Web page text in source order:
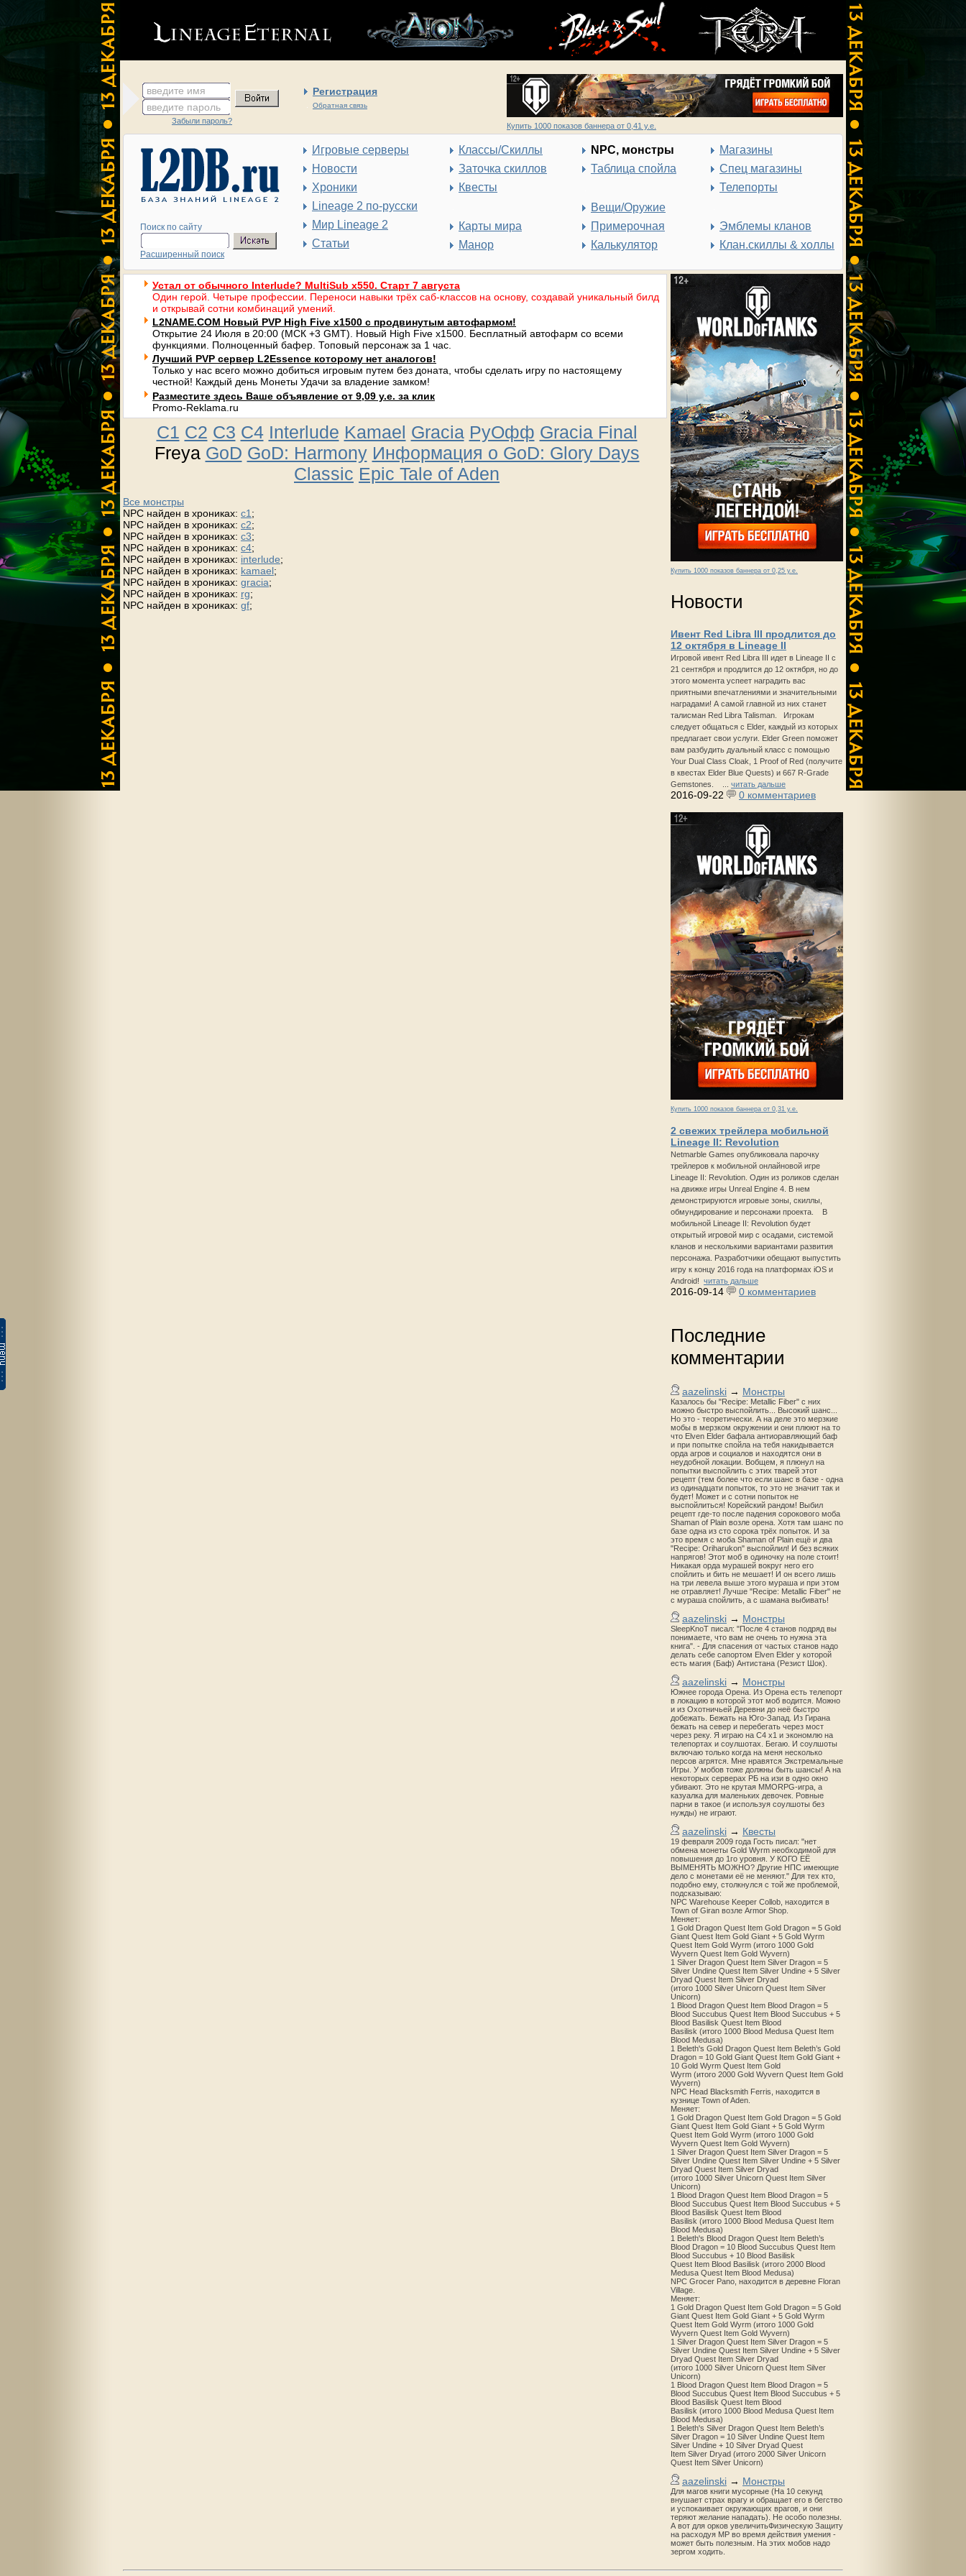
введите имя Регистрация
Обратная связь
введите пароль
Забыли пароль?
Купить 1000 показов баннера от 0,41 у.е.
Поиск по сайту
Расширенный поиск
Игровые серверы
Новости
Хроники
Lineage 2 по-русски
Мир Lineage 2
Статьи
Классы/Скиллы
Заточка скиллов
Квесты
Карты мира
Манор
NPC, монстры
Таблица спойла
Вещи/Оружие
Примерочная
Калькулятор
Магазины
Спец магазины
Телепорты
Эмблемы кланов
Клан.скиллы & холлы
Купить 1000 показов баннера от 0,25 у.е.
Новости
Ивент Red Libra III продлится до
12 октября в Lineage II
Игровой ивент Red Libra III идет в Lineage II с
21 сентября и продлится до 12 октября, но до
этого момента успеет наградить вас
приятными впечатлениями и значительными
наградами! А самой главной из них станет
талисман Red Libra Talisman. Игрокам
следует общаться с Elder, каждый из которых
предлагает свои услуги. Elder Green поможет
вам разбудить дуальный класс с помощью
Your Dual Class Cloak, 1 Proof of Red (получите
в квестах Elder Blue Quests) и 667 R-Grade
Gemstones. ... читать дальше
2016-09-22 0 комментариев
Купить 1000 показов баннера от 0,31 у.е.
2 свежих трейлера мобильной
Lineage II: Revolution
Netmarble Games опубликовала парочку
трейлеров к мобильной онлайновой игре
Lineage II: Revolution. Один из роликов сделан
на движке игры Unreal Engine 4. В нем
демонстрируются игровые зоны, скиллы,
обмундирование и персонажи проекта. В
мобильной Lineage II: Revolution будет
открытый игровой мир с осадами, системой
кланов и несколькими вариантами развития
персонажа. Разработчики обещают выпустить
игру к концу 2016 года на платформах iOS и
Android! читать дальше
2016-09-14 0 комментариев
Последние
комментарии
aazelinski → Монстры
Казалось бы "Recipe: Metallic Fiber" с них
можно быстро выспойлить... Высокий шанс...
Но это - теоретически. А на деле это мерзкие
мобы в мерзком окружении и они плюют на то
что Elven Elder бафала антиоравляющий баф
и при попытке спойла на тебя накидывается
орда агров и социалов и находятся они в
неудобной локации. Вобщем, я плюнул на
попытки выспойлить с этих тварей этот
рецепт (тем более что если шанс в базе - одна
из одинадцати попыток, то это не значит так и
будет! Может и с сотни попыток не
выспойлиться! Корейский рандом! Выбил
рецепт где-то после падения сорокового моба
Shaman of Plain возле орена. Хотя там шанс по
базе одна из сто сорока трёх попыток. И за
это время с моба Shaman of Plain ещё и два
"Recipe: Oriharukon" выспойлил! И без всяких
напрягов! Этот моб в одиночку на поле стоит!
Никакая орда мурашей вокруг него его
спойлить и бить не мешает! И он всего лишь
на три левела выше этого мураша и при этом
не отравляет! Лучше "Recipe: Metallic Fiber" не
с мураша спойлить, а с шамана выбивать!
aazelinski → Монстры
SleepKnoT писал: "После 4 станов подряд вы
понимаете, что вам не очень то нужна эта
книга". - Для спасения от частых станов надо
делать себе сапортом Elven Elder у которой
есть магия (Баф) Антистана (Резист Шок).
aazelinski → Монстры
Южнее города Орена. Из Орена есть телепорт
в локацию в которой этот моб водится. Можно
и из Охотничьей Деревни до неё быстро
добежать. Бежать на Юго-Запад. Из Гирана
бежать на север и перебегать через мост
через реку. Я играю на С4 х1 и экономлю на
телепортах и соулшотах. Бегаю. И соулшоты
включаю только когда на меня несколько
персов агрятся. Мне нравятся Экстремальные
Игры. У мобов тоже должны быть шансы! А на
некоторых серверах РБ на изи в одно окно
убивают. Это не крутая MMORPG-игра, а
казуалка для маленьких девочек. Ровные
парни в такое (и используя соулшоты без
нужды) не играют.
aazelinski → Квесты
19 февраля 2009 года Гость писал: "нет
обмена монеты Gold Wyrm необходимой для
повышения до 1го уровня. У КОГО ЕЁ
ВЫМЕНЯТЬ МОЖНО? Другие НПС имеющие
дело с монетами её не меняют." Для тех кто,
подобно ему, столкнулся с той же проблемой,
подсказываю:
NPC Warehouse Keeper Collob, находится в
Town of Giran возле Armor Shop.
Меняет:
1 Gold Dragon Quest Item Gold Dragon = 5 Gold
Giant Quest Item Gold Giant + 5 Gold Wyrm
Quest Item Gold Wyrm (итого 1000 Gold
Wyvern Quest Item Gold Wyvern)
1 Silver Dragon Quest Item Silver Dragon = 5
Silver Undine Quest Item Silver Undine + 5 Silver
Dryad Quest Item Silver Dryad
(итого 1000 Silver Unicorn Quest Item Silver
Unicorn)
1 Blood Dragon Quest Item Blood Dragon = 5
Blood Succubus Quest Item Blood Succubus + 5
Blood Basilisk Quest Item Blood
Basilisk (итого 1000 Blood Medusa Quest Item
Blood Medusa)
1 Beleth's Gold Dragon Quest Item Beleth’s Gold
Dragon = 10 Gold Giant Quest Item Gold Giant +
10 Gold Wyrm Quest Item Gold
Wyrm (итого 2000 Gold Wyvern Quest Item Gold
Wyvern)
NPC Head Blacksmith Ferris, находится в
кузнице Town of Aden.
Меняет:
1 Gold Dragon Quest Item Gold Dragon = 5 Gold
Giant Quest Item Gold Giant + 5 Gold Wyrm
Quest Item Gold Wyrm (итого 1000 Gold
Wyvern Quest Item Gold Wyvern)
1 Silver Dragon Quest Item Silver Dragon = 5
Silver Undine Quest Item Silver Undine + 5 Silver
Dryad Quest Item Silver Dryad
(итого 1000 Silver Unicorn Quest Item Silver
Unicorn)
1 Blood Dragon Quest Item Blood Dragon = 5
Blood Succubus Quest Item Blood Succubus + 5
Blood Basilisk Quest Item Blood
Basilisk (итого 1000 Blood Medusa Quest Item
Blood Medusa)
1 Beleth's Blood Dragon Quest Item Beleth’s
Blood Dragon = 10 Blood Succubus Quest Item
Blood Succubus + 10 Blood Basilisk
Quest Item Blood Basilisk (итого 2000 Blood
Medusa Quest Item Blood Medusa)
NPC Grocer Pano, находится в деревне Floran
Village.
Меняет:
1 Gold Dragon Quest Item Gold Dragon = 5 Gold
Giant Quest Item Gold Giant + 5 Gold Wyrm
Quest Item Gold Wyrm (итого 1000 Gold
Wyvern Quest Item Gold Wyvern)
1 Silver Dragon Quest Item Silver Dragon = 5
Silver Undine Quest Item Silver Undine + 5 Silver
Dryad Quest Item Silver Dryad
(итого 1000 Silver Unicorn Quest Item Silver
Unicorn)
1 Blood Dragon Quest Item Blood Dragon = 5
Blood Succubus Quest Item Blood Succubus + 5
Blood Basilisk Quest Item Blood
Basilisk (итого 1000 Blood Medusa Quest Item
Blood Medusa)
1 Beleth's Silver Dragon Quest Item Beleth’s
Silver Dragon = 10 Silver Undine Quest Item
Silver Undine + 10 Silver Dryad Quest
Item Silver Dryad (итого 2000 Silver Unicorn
Quest Item Silver Unicorn)
aazelinski → Монстры
Для магов книги мусорные (На 10 секунд
внушает страх врагу и обращает его в бегство
и успокаивает окружающих врагов, и они
теряют желание нападать). Не особо полезны.
А вот для орков увеличитьФизическую Защиту
на расходуя MP во время действия умения -
может быть полезным. На этих мобов надо
зергом ходить.
Устал от обычного Interlude? MultiSub x550. Старт 7 августа
Один герой. Четыре профессии. Переноси навыки трёх саб-классов на основу, создавай уникальный билд
и открывай сотни комбинаций умений.
L2NAME.COM Новый PVP High Five x1500 с продвинутым автофармом!
Открытие 24 Июля в 20:00 (МСК +3 GMT). Новый High Five x1500. Бесплатный автофарм со всеми
функциями. Полноценный бафер. Топовый персонаж за 1 час.
Лучший PVP сервер L2Essence которому нет аналогов!
Только у нас всего можно добиться игровым путем без доната, чтобы сделать игру по настоящему
честной! Каждый день Монеты Удачи за владение замком!
Разместите здесь Ваше объявление от 9,09 у.е. за клик
Promo-Reklama.ru
C1 C2 C3 C4 Interlude Kamael Gracia РуОфф Gracia Final
Freya GoD GoD: Harmony Информация о GoD: Glory Days
Classic Epic Tale of Aden
Все монстры
NPC найден в хрониках: c1 ;
NPC найден в хрониках: c2;
NPC найден в хрониках: c3;
NPC найден в хрониках: c4;
NPC найден в хрониках: interlude;
NPC найден в хрониках: kamael;
NPC найден в хрониках: gracia;
NPC найден в хрониках: rg;
NPC найден в хрониках: gf;